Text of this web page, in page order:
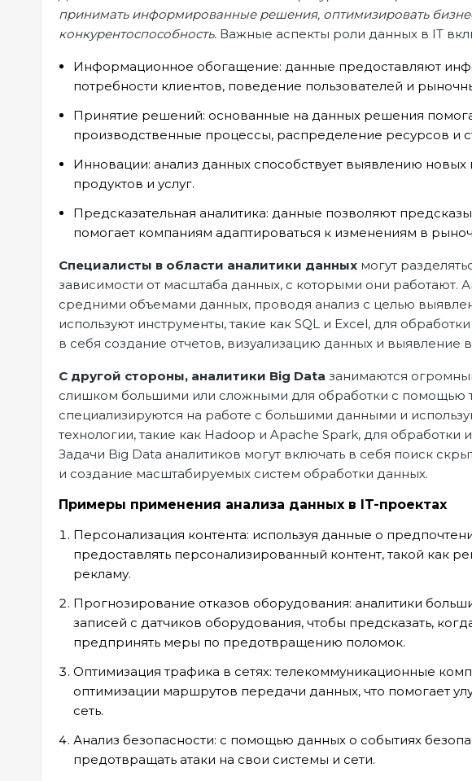
принимать информированные решения, оптимизировать
конкурентоспособность. Важные аспекты роли данных в IT
Информационное обогащение: данные предоставляют
потребности клиентов, поведение пользователей и
Принятие решений: основанные на данных решения
производственные процессы, распределение ресурсов и
Инновации: анализ данных способствует выявлению
продуктов и услуг.
Предсказательная аналитика: данные позволяют
помогает компаниям адаптироваться к изменениям в
Специалисты в области аналитики данных могут
зависимости от масштаба данных, с которыми они работают.
средними объемами данных, проводя анализ с целью
используют инструменты, такие как SQL и Excel, для
в себя создание отчетов, визуализацию данных и выявление
С другой стороны, аналитики Big Data занимаются
слишком большими или сложными для обработки с помощью
специализируются на работе с большими данными и
технологии, такие как Hadoop и Apache Spark, для
Задачи Big Data аналитиков могут включать в себя поиск
и создание масштабируемых систем обработки данных.
Примеры применения анализа данных в IT-проектах
Персонализация контента: используя данные о
предоставлять персонализированный контент, такой как
рекламу.
Прогнозирование отказов оборудования: аналитики
записей с датчиков оборудования, чтобы предсказать,
предпринять меры по предотвращению поломок.
Оптимизация трафика в сетях: телекоммуникационные
оптимизации маршрутов передачи данных, что помогает
сеть.
Анализ безопасности: с помощью данных о событиях
предотвращать атаки на свои системы и сети.